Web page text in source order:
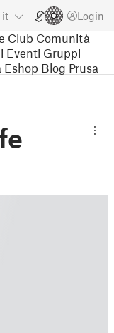
it Login
Club Comunità
Eventi Gruppi
Eshop Blog Prusa